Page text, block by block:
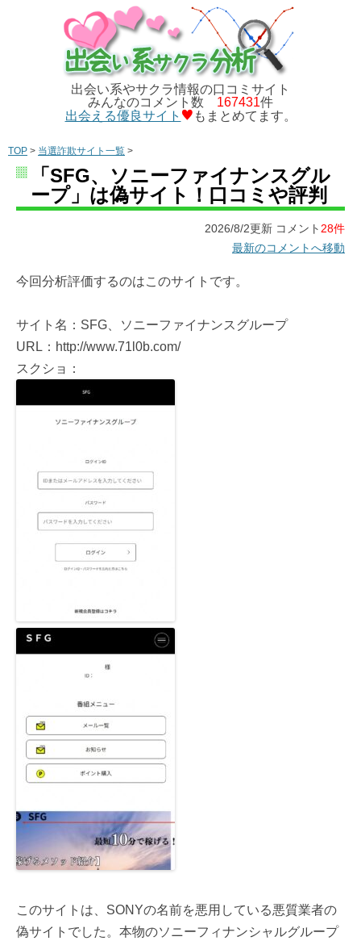
出会い系やサクラ情報の口コミサイト
みんなのコメント数 167431件
出会える優良サイト
もまとめてます。
TOP > 当選詐欺サイト一覧 >
「SFG、ソニーファイナンスグル
ープ」は偽サイト！口コミや評判
2026/8/2更新 コメント 28件
最新のコメントへ移動
今回分析評価するのはこのサイトです。
サイト名：SFG、ソニーファイナンスグループ
URL：http://www.71l0b.com/
スクショ：
このサイトは、SONYの名前を悪用している悪質業者の
偽サイトでした。本物のソニーフィナンシャルグループ